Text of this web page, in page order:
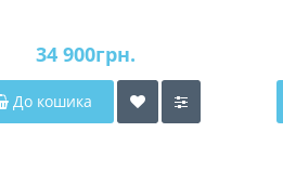
34 900грн.
До кошика